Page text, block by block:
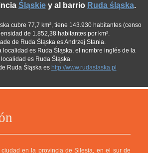
en la provincia de Silesia, en el sur de
Śląskiey al barrio Ruda śląska.
cubre 77,7 km², tiene 143.930 habitantes (censo
de 1.852,38 habitantes por km².
de Ruda Śląska es Andrzej Stania.
localidad es Ruda Śląska, el nombre inglés de la
localidad es Ruda Śląska.
Ruda Śląska es http://www.rudaslaska.pl